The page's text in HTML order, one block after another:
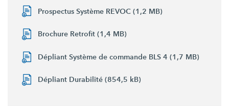
Prospectus Système REVOC (1,2 MB)
Brochure Retrofit (1,4 MB)
Dépliant Système de commande BLS 4 (1,7 MB)
Dépliant Durabilité (854,5 kB)